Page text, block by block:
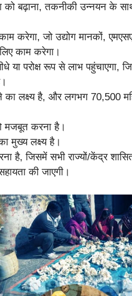
को बढ़ाना, तकनीकी उन्नयन के
जो उद्योग मानकों,
काम करेगा।
या परोक्ष रूप से लाभ पहुंचाएगा,
का लक्ष्य है, और लगभग 70,500
मजबूत करना है।
मुख्य लक्ष्य है।
है, जिसमें सभी राज्यों/केंद्र
की जाएगी।